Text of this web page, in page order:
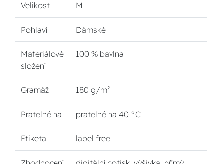
Velikost M
Pohlaví Dámské
Materiálové
složení
100 % bavlna
Gramáž 180 g/m²
Pratelné na pratelné na 40 °C
Etiketa label free